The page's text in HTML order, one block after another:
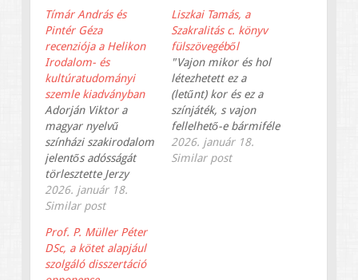
Tímár András és
Pintér Géza
recenziója a Helikon
Irodalom- és
kultúratudományi
szemle kiadványban
Adorján Viktor a
magyar nyelvű
színházi szakirodalom
jelentős adósságát
törlesztette Jerzy
Grotowskiról, a 20.
század egyik
színházi
személyiségéről,
munkásságáról és
2026. január 18.
Similar post
Liszkai Tamás, a
Szakralitás c. könyv
fülszövegéből
"Vajon mikor és hol
létezhetett ez a
(letűnt) kor és ez a
színjáték, s vajon
fellelhető-e bármiféle
kapcsolat ennek a
kornak a színjátéka és
2026. január 18.
Similar post
Prof. P. Müller Péter
DSc, a kötet alapjául
szolgáló disszertáció